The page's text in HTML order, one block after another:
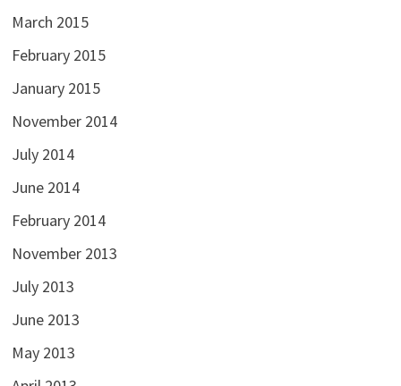
March 2015
February 2015
January 2015
November 2014
July 2014
June 2014
February 2014
November 2013
July 2013
June 2013
May 2013